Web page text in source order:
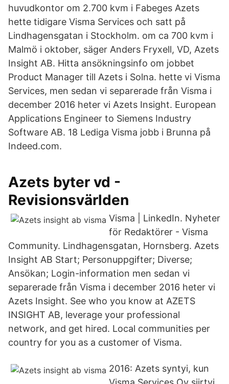
huvudkontor om 2.700 kvm i Fabeges Azets
hette tidigare Visma Services och satt på
Lindhagensgatan i Stockholm. om ca 700 kvm i
Malmö i oktober, säger Anders Fryxell, VD, Azets
Insight AB. Hitta ansökningsinfo om jobbet
Product Manager till Azets i Solna. hette vi Visma
Services, men sedan vi separerade från Visma i
december 2016 heter vi Azets Insight. European
Applications Engineer to Siemens Industry
Software AB. 18 Lediga Visma jobb i Brunna på
Indeed.com.
Azets byter vd -
Revisionsvärlden
Visma | LinkedIn. Nyheter
för Redaktörer - Visma
Community. Lindhagensgatan, Hornsberg. Azets
Insight AB Start; Personuppgifter; Diverse;
Ansökan; Login-information men sedan vi
separerade från Visma i december 2016 heter vi
Azets Insight. See who you know at AZETS
INSIGHT AB, leverage your professional
network, and get hired. Local communities per
country for you as a customer of Visma.
2016: Azets syntyi, kun